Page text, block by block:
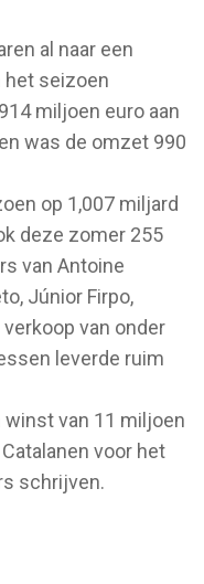
al naar een
het seizoen
miljoen euro aan
was de omzet 990
op 1,007 miljard
deze zomer 255
van Antoine
Júnior Firpo,
van onder
leverde ruim
winst van 11 miljoen
voor het
schrijven.